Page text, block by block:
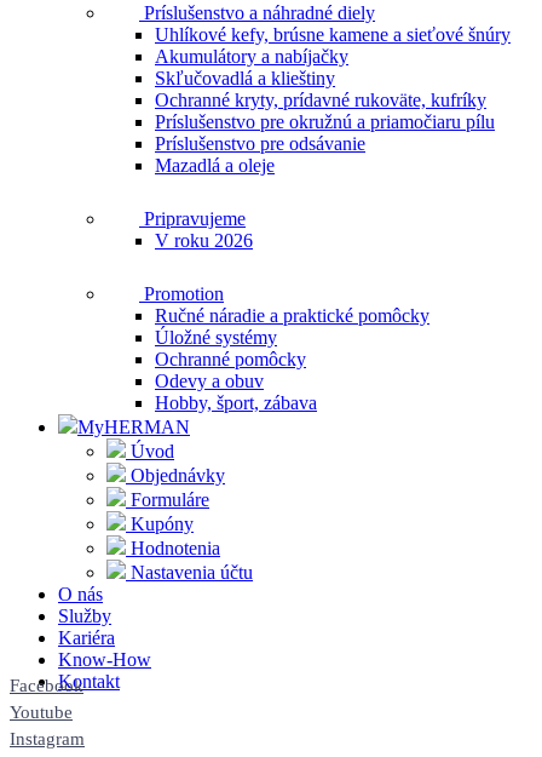
Príslušenstvo a náhradné diely
Uhlíkové kefy, brúsne kamene a sieťové šnúry
Akumulátory a nabíjačky
Skľučovadlá a klieštiny
Ochranné kryty, prídavné rukoväte, kufríky
Príslušenstvo pre okružnú a priamočiaru pílu
Príslušenstvo pre odsávanie
Mazadlá a oleje
Pripravujeme
V roku 2026
Promotion
Ručné náradie a praktické pomôcky
Úložné systémy
Ochranné pomôcky
Odevy a obuv
Hobby, šport, zábava
MyHERMAN
Úvod
Objednávky
Formuláre
Kupóny
Hodnotenia
Nastavenia účtu
O nás
Služby
Kariéra
Know-How
Kontakt
Facebook
Youtube
Instagram